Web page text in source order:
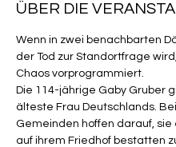
ÜBER DIE
Wenn in zwei benachbarten
der Tod zur Standortfrage
Chaos vorprogrammiert.
Die 114-jährige Gaby Gruber
älteste Frau Deutschlands.
Gemeinden hoffen darauf, sie
auf ihrem Friedhof bestatten